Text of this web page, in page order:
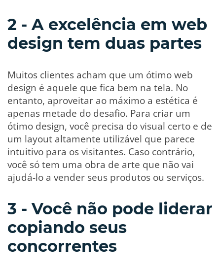
2 - A excelência em web
design tem duas partes
Muitos clientes acham que um ótimo web
design é aquele que fica bem na tela. No
entanto, aproveitar ao máximo a estética é
apenas metade do desafio. Para criar um
ótimo design, você precisa do visual certo e de
um layout altamente utilizável que parece
intuitivo para os visitantes. Caso contrário,
você só tem uma obra de arte que não vai
ajudá-lo a vender seus produtos ou serviços.
3 - Você não pode liderar
copiando seus
concorrentes